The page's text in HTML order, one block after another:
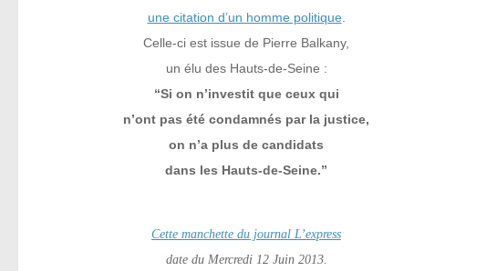
une citation d’un homme politique.
Celle-ci est issue de Pierre Balkany,
un élu des Hauts-de-Seine :
“Si on n’investit que ceux qui
n’ont pas été condamnés par la justice,
on n’a plus de candidats
dans les Hauts-de-Seine.”
Cette manchette du journal L’express
date du Mercredi 12 Juin 2013.